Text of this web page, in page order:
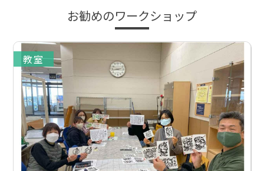
お勧めのワークショップ
教室